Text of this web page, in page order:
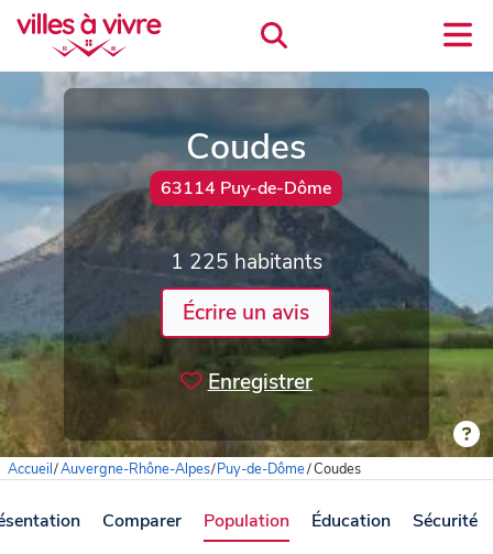
Coudes
63114 Puy-de-Dôme
1 225 habitants
Écrire un avis
Enregistrer
Accueil/Auvergne-Rhône-Alpes/Puy-de-Dôme/Coudes
Comparer Population Éducation Sécurité